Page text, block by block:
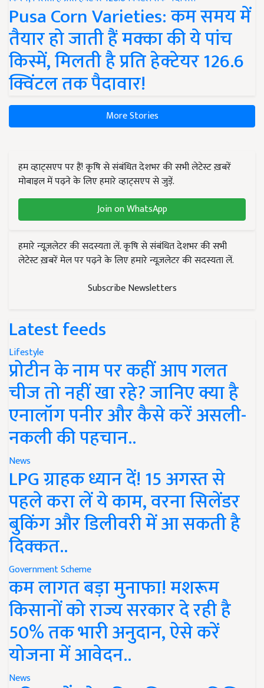
Pusa Corn Varieties: कम समय में
तैयार हो जाती हैं मक्का की ये पांच
किस्में, मिलती है प्रति हेक्टेयर 126.6
क्विंटल तक पैदावार!
More Stories
हम व्हाट्सएप पर हैं! कृषि से संबंधित देशभर की सभी लेटेस्ट ख़बरें
मोबाइल में पढ़ने के लिए हमारे व्हाट्सएप से जुड़ें.
Join on WhatsApp
हमारे न्यूज़लेटर की सदस्यता लें. कृषि से संबंधित देशभर की सभी
लेटेस्ट ख़बरें मेल पर पढ़ने के लिए हमारे न्यूज़लेटर की सदस्यता लें.
Subscribe Newsletters
Latest feeds
Lifestyle
प्रोटीन के नाम पर कहीं आप गलत
चीज तो नहीं खा रहे? जानिए क्या है
एनालॉग पनीर और कैसे करें असली-
नकली की पहचान..
News
LPG ग्राहक ध्यान दें! 15 अगस्त से
पहले करा लें ये काम, वरना सिलेंडर
बुकिंग और डिलीवरी में आ सकती है
दिक्कत..
Government Scheme
कम लागत बड़ा मुनाफा! मशरूम
किसानों को राज्य सरकार दे रही है
50% तक भारी अनुदान, ऐसे करें
योजना में आवेदन..
News